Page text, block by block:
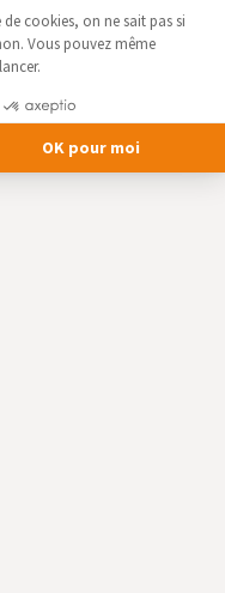
des Architectes
Bricolage
cookies, on ne sait pas si
Vous pouvez même
OK pour moi